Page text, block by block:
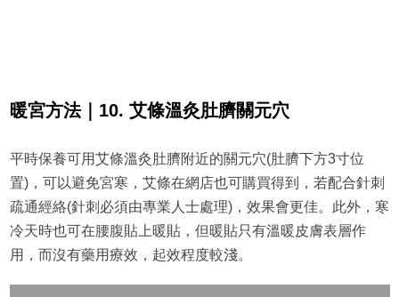
暖宮方法｜10. 艾條溫灸肚臍關元穴
平時保養可用艾條溫灸肚臍附近的關元穴(肚臍下方3寸位
置)，可以避免宮寒，艾條在網店也可購買得到，若配合針刺
疏通經絡(針刺必須由專業人士處理)，效果會更佳。此外，寒
冷天時也可在腰腹貼上暖貼，但暖貼只有溫暖皮膚表層作
用，而沒有藥用療效，起效程度較淺。